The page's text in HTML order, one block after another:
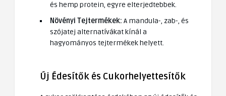
és hemp protein, egyre elterjedtebbek.
Növényi Tejtermékek: A mandula-, zab-, és
szójatej alternatívákat kínál a
hagyományos tejtermékek helyett.
Új Édesítők és Cukorhelyettesítők